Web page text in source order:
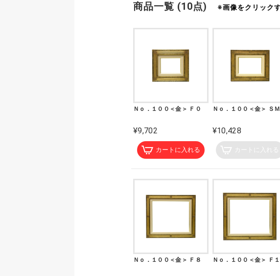
商品一覧 (10点) ※画像をクリック
Ｎｏ．１００＜金＞ Ｆ０
¥9,702
カートに入れる
Ｎｏ．１００＜金＞ ＳＭ
¥10,428
カートに入れる
Ｎｏ．１００＜金＞ Ｆ８ Ｎｏ．１００＜金＞ Ｆ